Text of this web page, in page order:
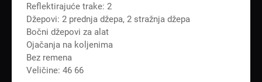
Reflektirajuće trake: 2
Džepovi: 2 prednja džepa, 2 stražnja džepa
Bočni džepovi za alat
Ojačanja na koljenima
Bez remena
Veličine: 46 66